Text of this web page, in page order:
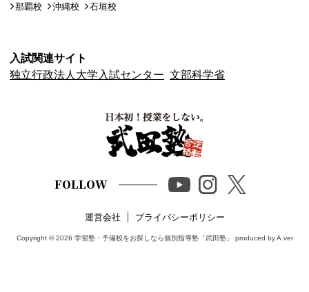
那覇校 沖縄校 石垣校
入試関連サイト
独立行政法人大学入試センター 文部科学省
FOLLOW
運営会社 プライバシーポリシー
Copyright © 2026 学習塾・予備校をお探しなら個別指導塾「武田塾」 produced by A.ver